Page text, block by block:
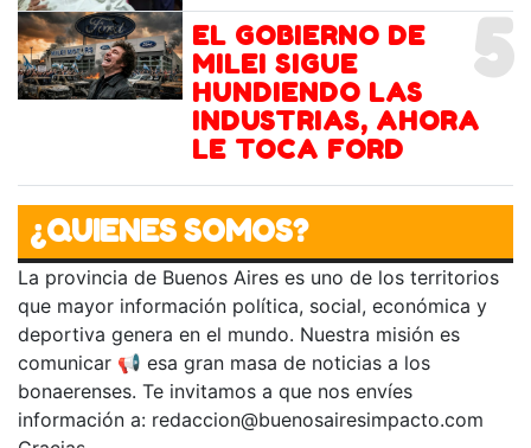
5
EL GOBIERNO DE
MILEI SIGUE
HUNDIENDO LAS
INDUSTRIAS, AHORA
LE TOCA FORD
¿QUIENES SOMOS?
La provincia de Buenos Aires es uno de los territorios
que mayor información política, social, económica y
deportiva genera en el mundo. Nuestra misión es
comunicar 📢 esa gran masa de noticias a los
bonaerenses. Te invitamos a que nos envíes
información a: redaccion@buenosairesimpacto.com